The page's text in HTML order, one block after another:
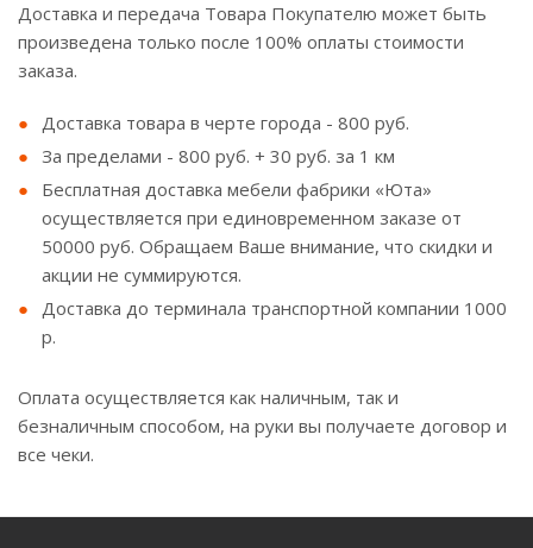
Доставка и передача Товара Покупателю может быть
произведена только после 100% оплаты стоимости
заказа.
Доставка товара в черте города - 800 руб.
За пределами - 800 руб. + 30 руб. за 1 км
Бесплатная доставка мебели фабрики «Юта»
осуществляется при единовременном заказе от
50000 руб. Обращаем Ваше внимание, что скидки и
акции не суммируются.
Доставка до терминала транспортной компании 1000
р.
Оплата осуществляется как наличным, так и
безналичным способом, на руки вы получаете договор и
все чеки.